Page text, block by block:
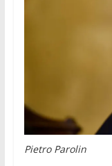
Pietro Parolin